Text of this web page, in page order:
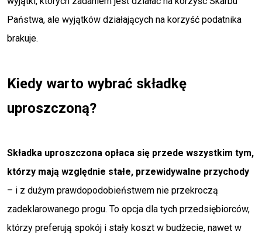
Państwa, ale wyjątków działających na korzyść podatnika
brakuje.
Kiedy warto wybrać składkę
uproszczoną?
Składka uproszczona opłaca się przede wszystkim tym,
którzy mają względnie stałe, przewidywalne przychody
– i z dużym prawdopodobieństwem nie przekroczą
zadeklarowanego progu. To opcja dla tych przedsiębiorców,
którzy preferują spokój i stały koszt w budżecie, nawet w